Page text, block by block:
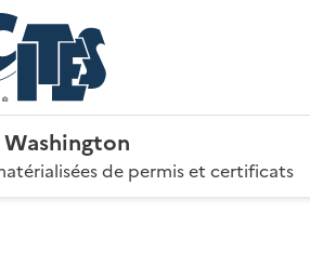
de permis et certificats